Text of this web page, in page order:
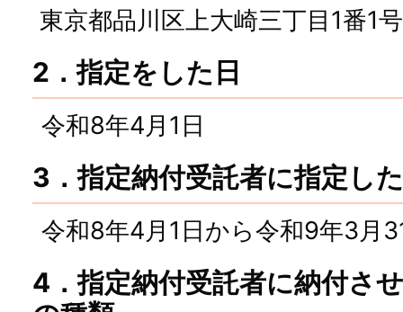
東京都品川区上大崎三丁目1番1号
2．指定をした日
令和8年4月1日
3．指定納付受託者に指定し
令和8年4月1日から令和9年3月
4．指定納付受託者に納付さ